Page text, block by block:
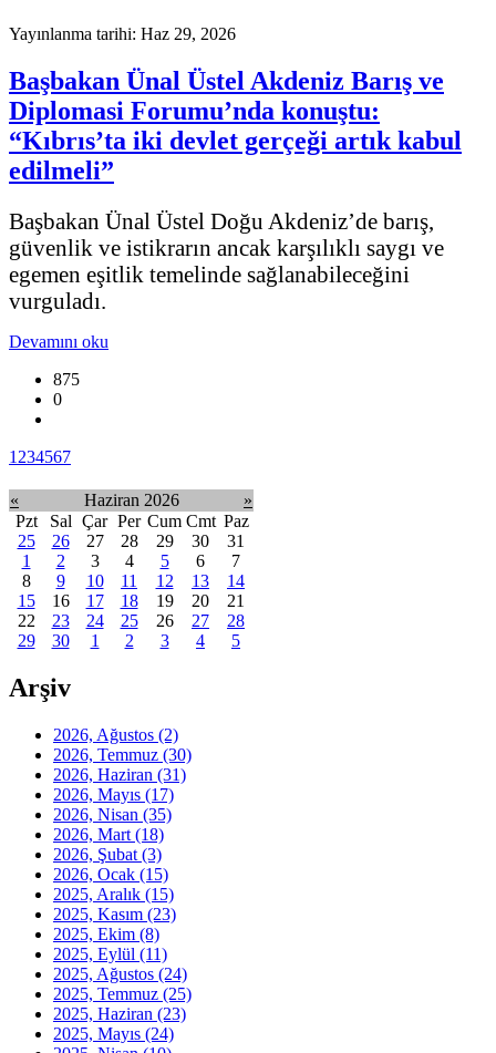
Yayınlanma tarihi: Haz 29, 2026
Başbakan Ünal Üstel Akdeniz Barış ve
Diplomasi Forumu’nda konuştu:
“Kıbrıs’ta iki devlet gerçeği artık kabul
edilmeli”
Başbakan Ünal Üstel Doğu Akdeniz’de barış,
güvenlik ve istikrarın ancak karşılıklı saygı ve
egemen eşitlik temelinde sağlanabileceğini
vurguladı.
Devamını oku
875
0
1 234567
« Haziran 2026
»
Pzt
Sal Çar Per Cum Cmt Paz
25
26 27 28 29 30
31
1
2 3 4 5 6
7
8
9 10 11 12 13
14
15
16 17 18 19 20
21
22
23 24 25 26 27
28
29
30 1 2 3 4 5
Arşiv
2026, Ağustos (2)
2026, Temmuz (30)
2026, Haziran (31)
2026, Mayıs (17)
2026, Nisan (35)
2026, Mart (18)
2026, Şubat (3)
2026, Ocak (15)
2025, Aralık (15)
2025, Kasım (23)
2025, Ekim (8)
2025, Eylül (11)
2025, Ağustos (24)
2025, Temmuz (25)
2025, Haziran (23)
2025, Mayıs (24)